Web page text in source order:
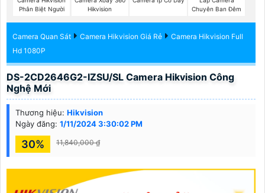
Phân Biệt Người
Hikvision
Chuyên Ban Đêm
Camera Quan Sát Camera Hikvision Giá Rẻ
Camera Hikvision Full
Hd 1080P
DS-2CD2646G2-IZSU/SL Camera Hikvision Công
Nghệ Mới
Thương hiệu: Hikvision
Ngày đăng: 1/11/2024 3:30:02 PM
30% 11,840,000 ₫